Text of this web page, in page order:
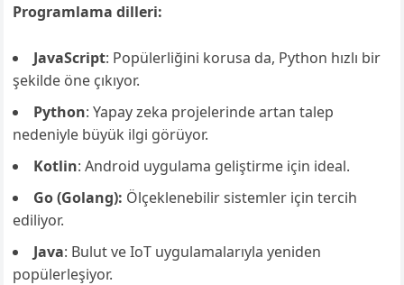
Programlama dilleri:
JavaScript: Popülerliğini korusa da, Python hızlı bir
şekilde öne çıkıyor.
Python: Yapay zeka projelerinde artan talep
nedeniyle büyük ilgi görüyor.
Kotlin: Android uygulama geliştirme için ideal.
Go (Golang): Ölçeklenebilir sistemler için tercih
ediliyor.
Java: Bulut ve IoT uygulamalarıyla yeniden
popülerleşiyor.